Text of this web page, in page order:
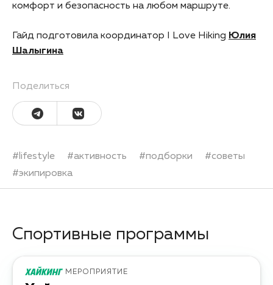
комфорт и безопасность на любом маршруте.
Гайд подготовила координатор I Love Hiking Юлия
Шалыгина
Поделиться
#lifestyle #активность #подборки #советы
#экипировка
Спортивные программы
МЕРОПРИЯТИЕ